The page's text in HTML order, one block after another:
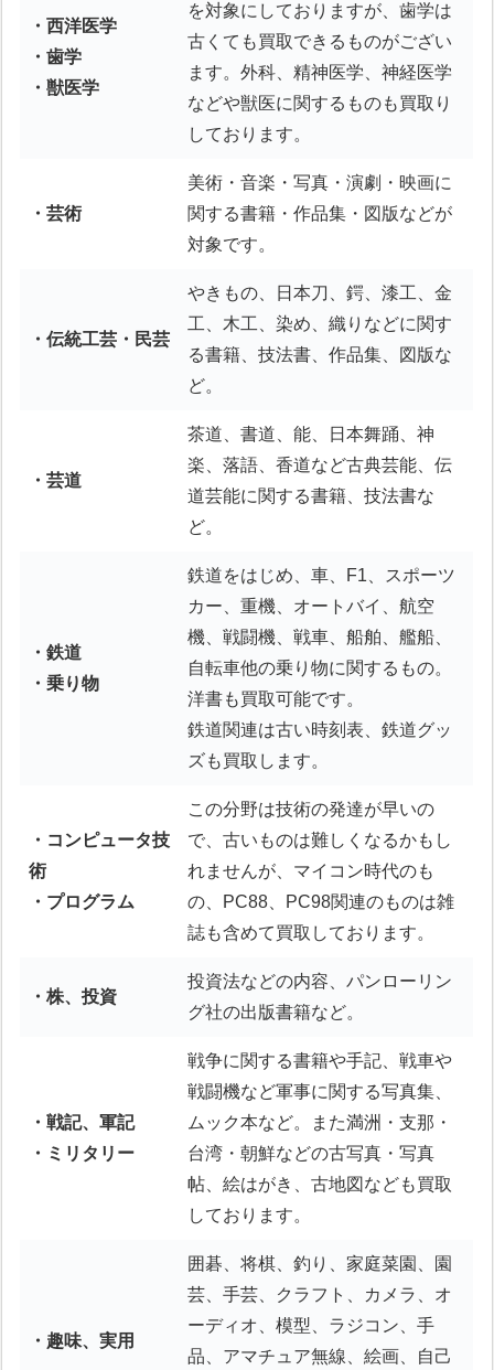
・西洋医学
・歯学
・獣医学
を対象にしておりますが、歯学は
古くても買取できるものがござい
ます。外科、精神医学、神経医学
などや獣医に関するものも買取り
しております。
・芸術
美術・音楽・写真・演劇・映画に
関する書籍・作品集・図版などが
対象です。
・伝統工芸・民芸
やきもの、日本刀、鍔、漆工、金
工、木工、染め、織りなどに関す
る書籍、技法書、作品集、図版な
ど。
・芸道
茶道、書道、能、日本舞踊、神
楽、落語、香道など古典芸能、伝
道芸能に関する書籍、技法書な
ど。
・鉄道
・乗り物
鉄道をはじめ、車、F1、スポーツ
カー、重機、オートバイ、航空
機、戦闘機、戦車、船舶、艦船、
自転車他の乗り物に関するもの。
洋書も買取可能です。
鉄道関連は古い時刻表、鉄道グッ
ズも買取します。
・コンピュータ技
術
・プログラム
この分野は技術の発達が早いの
で、古いものは難しくなるかもし
れませんが、マイコン時代のも
の、PC88、PC98関連のものは雑
誌も含めて買取しております。
・株、投資
投資法などの内容、パンローリン
グ社の出版書籍など。
・戦記、軍記
・ミリタリー
戦争に関する書籍や手記、戦車や
戦闘機など軍事に関する写真集、
ムック本など。また満洲・支那・
台湾・朝鮮などの古写真・写真
帖、絵はがき、古地図なども買取
しております。
・趣味、実用
囲碁、将棋、釣り、家庭菜園、園
芸、手芸、クラフト、カメラ、オ
ーディオ、模型、ラジコン、手
品、アマチュア無線、絵画、自己